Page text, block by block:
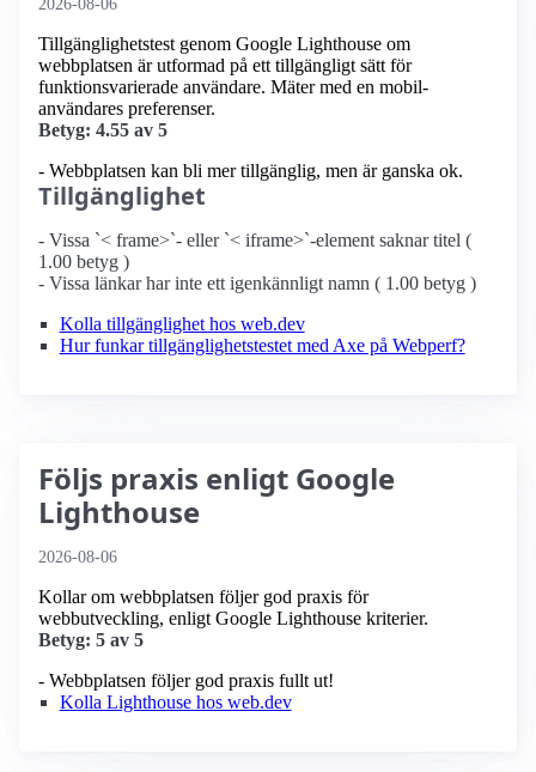
2026-08-06
Tillgänglighetstest genom Google Lighthouse om
webbplatsen är utformad på ett tillgängligt sätt för
funktionsvarierade användare. Mäter med en mobil­
användares preferenser.
Betyg: 4.55 av 5
- Webbplatsen kan bli mer tillgänglig, men är ganska ok.
Tillgänglighet
- Vissa `< frame>`- eller `< iframe>`-element saknar titel (
1.00 betyg )
- Vissa länkar har inte ett igenkännligt namn ( 1.00 betyg )
Kolla tillgänglighet hos web.dev
Hur funkar tillgänglighetstestet med Axe på Webperf?
Följs praxis enligt Google
Lighthouse
2026-08-06
Kollar om webbplatsen följer god praxis för
webbutveckling, enligt Google Lighthouse kriterier.
Betyg: 5 av 5
- Webbplatsen följer god praxis fullt ut!
Kolla Lighthouse hos web.dev